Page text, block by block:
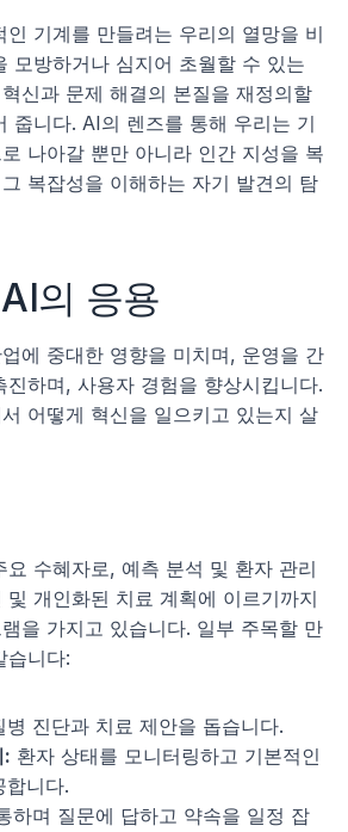
기계를 만들려는 우리의 열망을 비
모방하거나 심지어 초월할 수 있는
신과 문제 해결의 본질을 재정의할
줍니다. AI의 렌즈를 통해 우리는 기
나아갈 뿐만 아니라 인간 지성을 복
복잡성을 이해하는 자기 발견의 탐
AI의 응용
에 중대한 영향을 미치며, 운영을 간
진하며, 사용자 경험을 향상시킵니다.
어떻게 혁신을 일으키고 있는지 살
요 수혜자로, 예측 분석 및 환자 관리
및 개인화된 치료 계획에 이르기까지
을 가지고 있습니다. 일부 주목할 만
습니다:
병 진단과 치료 제안을 돕습니다.
: 환자 상태를 모니터링하고 기본적인
합니다.
하며 질문에 답하고 약속을 일정 잡